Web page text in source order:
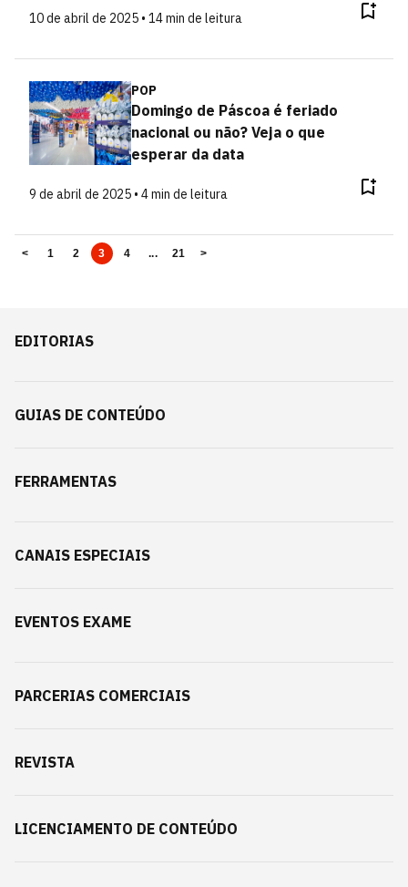
10 de abril de 2025 • 14 min de leitura
POP
Domingo de Páscoa é feriado
nacional ou não? Veja o que
esperar da data
9 de abril de 2025 • 4 min de leitura
< 1 2 3 4 ... 21 >
EDITORIAS
GUIAS DE CONTEÚDO
FERRAMENTAS
CANAIS ESPECIAIS
EVENTOS EXAME
PARCERIAS COMERCIAIS
REVISTA
LICENCIAMENTO DE CONTEÚDO